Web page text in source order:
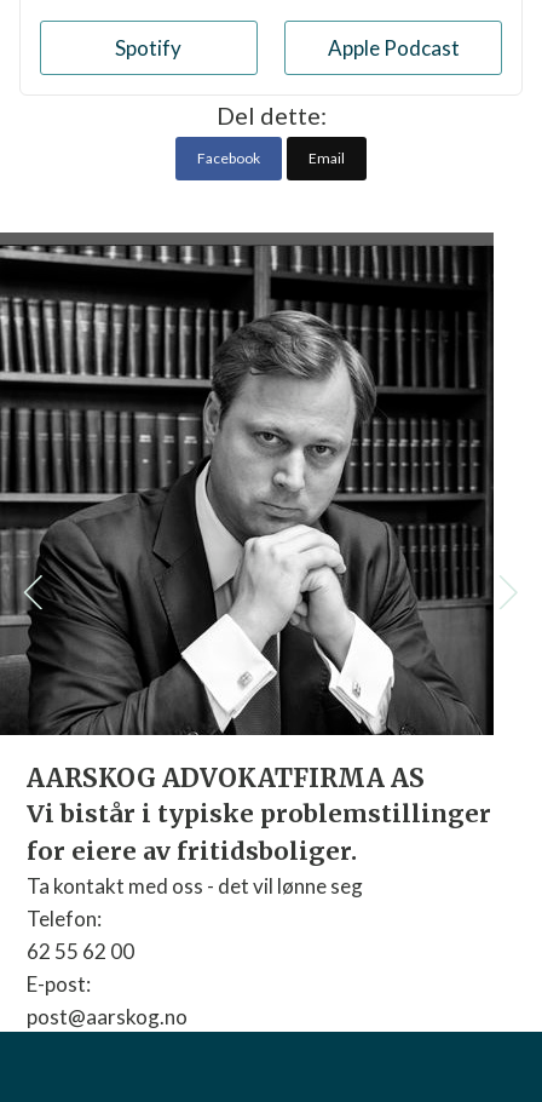
Hytteeiere fikk 7,5 millioner i erstatning
Varighet:23min
Spotify Apple Podcast
Facebook Email
AS
seg
Advokatfirmaet
Vi skaper verdier og
Dedikerte advokater som
områder.
Telefon:
64 84 60 60
E-post:
post@oklandco.no